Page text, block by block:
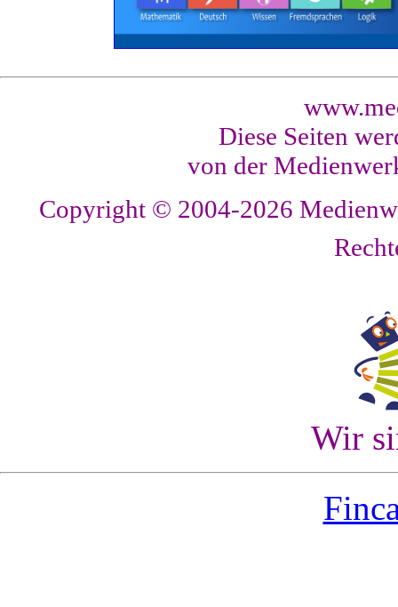
Diese Seiten
von der
Copyright © 2004-2026
Wir